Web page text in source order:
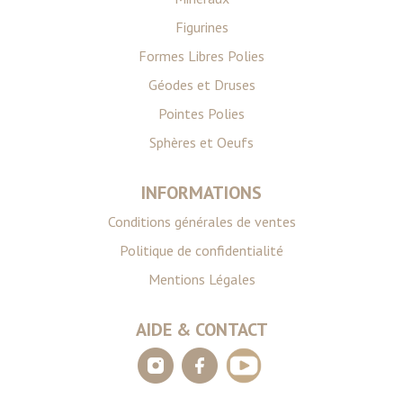
Figurines
Formes Libres Polies
Géodes et Druses
Pointes Polies
Sphères et Oeufs
INFORMATIONS
Conditions générales de ventes
Politique de confidentialité
Mentions Légales
AIDE & CONTACT